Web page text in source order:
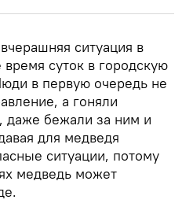
ситуация в
время суток в городскую
в первую очередь не
а гоняли
даже бежали за ним и
для медведя
ситуации, потому
медведь может